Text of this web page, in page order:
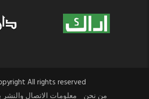
Copyright All rights reserved
من نحن
معلومات الاتصال والنشر